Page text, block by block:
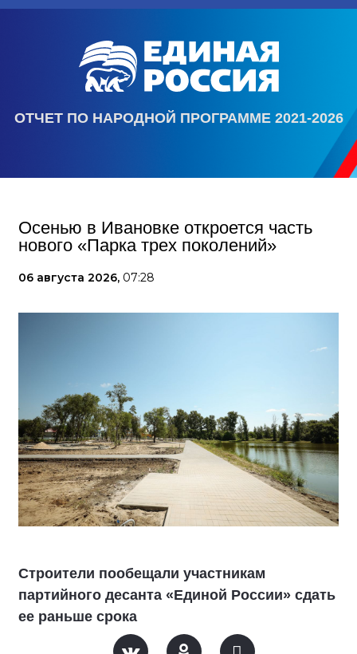
ОТЧЕТ ПО НАРОДНОЙ ПРОГРАММЕ 2021-2026
Осенью в Ивановке откроется часть
нового «Парка трех поколений»
06 августа 2026, 07:28
Строители пообещали участникам
партийного десанта «Единой России» сдать
ее раньше срока